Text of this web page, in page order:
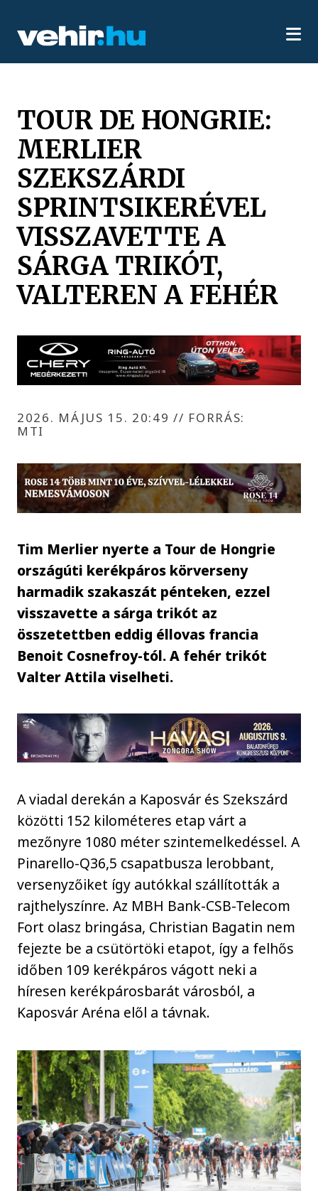
TOUR DE HONGRIE:
MERLIER
SZEKSZÁRDI
SPRINTSIKERÉVEL
VISSZAVETTE A
SÁRGA TRIKÓT,
VALTEREN A FEHÉR
2026. MÁJUS 15. 20:49// FORRÁS:
MTI
Tim Merlier nyerte a Tour de Hongrie
országúti kerékpáros körverseny
harmadik szakaszát pénteken, ezzel
visszavette a sárga trikót az
összetettben eddig éllovas francia
Benoit Cosnefroy-tól. A fehér trikót
Valter Attila viselheti.
A viadal derekán a Kaposvár és Szekszárd
közötti 152 kilométeres etap várt a
mezőnyre 1080 méter szintemelkedéssel. A
Pinarello-Q36,5 csapatbusza lerobbant,
versenyzőiket így autókkal szállították a
rajthelyszínre. Az MBH Bank-CSB-Telecom
Fort olasz bringása, Christian Bagatin nem
fejezte be a csütörtöki etapot, így a felhős
időben 109 kerékpáros vágott neki a
híresen kerékpárosbarát városból, a
Kaposvár Aréna elől a távnak.